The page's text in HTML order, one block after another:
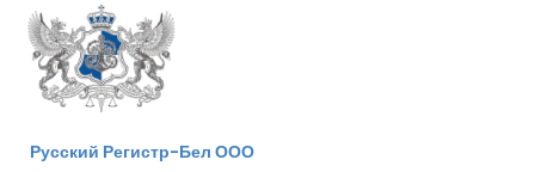
Русский Регистр-Бел ООО